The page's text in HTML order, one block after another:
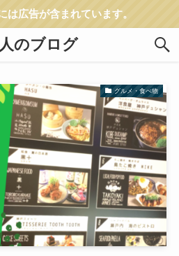
は広告が含まれています。
のブログ
グルメ・食べ物